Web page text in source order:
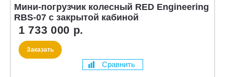
Мини-погрузчик колесный RED Engineering
RBS-07 с закрытой кабиной
1 733 000 р.
Заказать
Сравнить